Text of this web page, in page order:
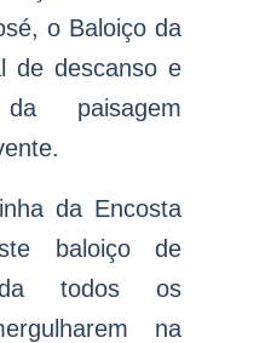
o Baloiço da
de descanso e
da paisagem
da Encosta
baloiço de
todos os
na